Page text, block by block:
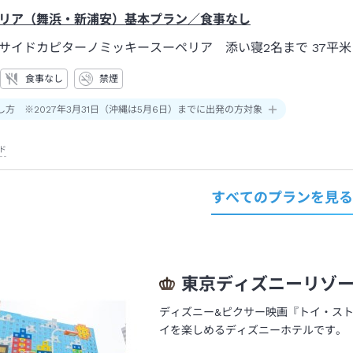
ア（舞浜・新浦安）基本プラン／食事なし
イドカピターノミッキースーペリア 添い寝2名まで 37平米
食事なし 禁煙
方 ※2027年3月31日（沖縄は5月6日）までに出発の方対象
すべてのプランを見
東京ディズニーリゾ
ディズニー&ピクサー映画『トイ・ス
イを楽しめるディズニーホテルです。